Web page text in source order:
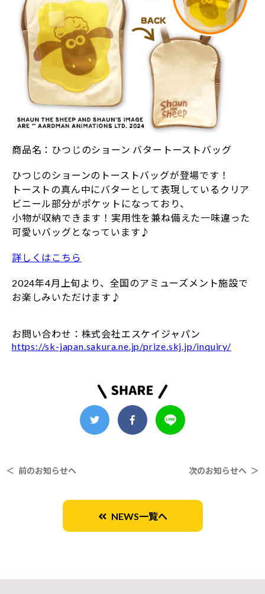
商品名：ひつじのショーン バタートーストバッグ
ひつじのショーンのトーストバッグが登場です！
トーストの真ん中にバターとして表現しているクリア
ビニール部分がポケットになっており、
小物が収納できます！実用性を兼ね備えた一味違った
可愛いバッグとなっています♪
詳しくはこちら
2024年4月上旬より、全国のアミューズメント施設で
お楽しみいただけます♪
お問い合わせ：株式会社エスケイジャパン
https://sk-japan.sakura.ne.jp/prize.skj.jp/inquiry/
＜ 前のお知らせへ 次のお知らせへ ＞
NEWS一覧へ